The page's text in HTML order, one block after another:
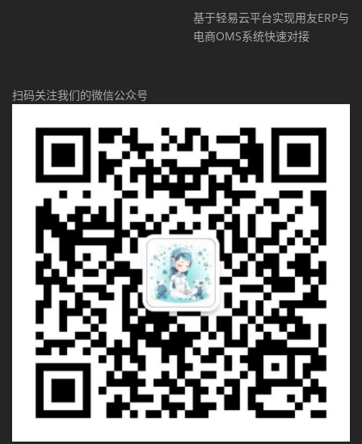
基于轻易云平台实现用友ERP与
电商OMS系统快速对接
扫码关注我们的微信公众号